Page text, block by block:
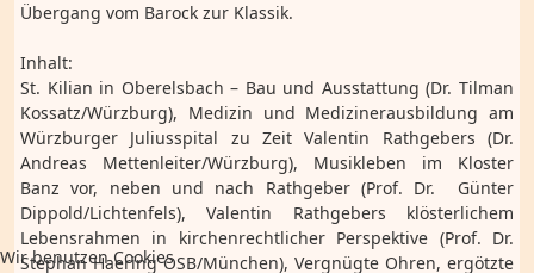
Übergang vom Barock zur Klassik.
Inhalt:
St. Kilian in Oberelsbach – Bau und Ausstattung (Dr. Tilman
Kossatz/Würzburg), Medizin und Medizinerausbildung am
Würzburger Juliusspital zu Zeit Valentin Rathgebers (Dr.
Andreas Mettenleiter/Würzburg), Musikleben im Kloster
Banz vor, neben und nach Rathgeber (Prof. Dr. Günter
Dippold/Lichtenfels), Valentin Rathgebers klösterlichem
Lebensrahmen in kirchenrechtlicher Perspektive (Prof. Dr.
Stephan Haering OSB/München), Vergnügte Ohren, ergötzte
Wir benutzen Cookies